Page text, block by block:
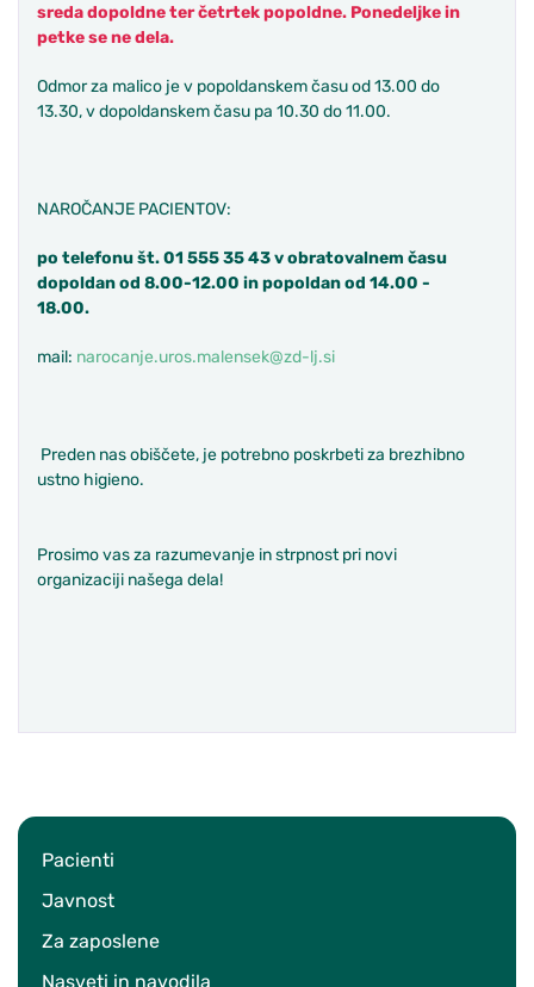
Pacienti
Javnost
Za zaposlene
Nasveti in navodila
sreda dopoldne ter četrtek popoldne. Ponedeljke in
petke se ne dela.
Odmor za malico je v popoldanskem času od 13.00 do
13.30, v dopoldanskem času pa 10.30 do 11.00.
NAROČANJE PACIENTOV:
po telefonu št. 01 555 35 43 v obratovalnem času
dopoldan od 8.00-12.00 in popoldan od 14.00 -
18.00.
mail: narocanje.uros.malensek@zd-lj.si
Preden nas obiščete, je potrebno poskrbeti za brezhibno
ustno higieno.
Prosimo vas za razumevanje in strpnost pri novi
organizaciji našega dela!